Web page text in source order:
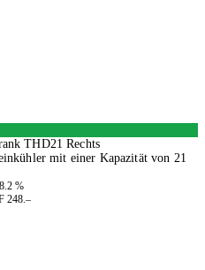
THD21 Rechts
mit einer Kapazität von 21
%
248.–